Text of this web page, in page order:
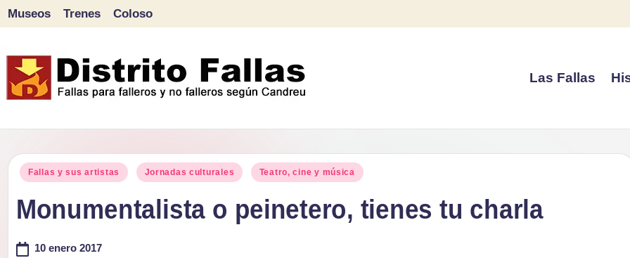
contenido
Museos Trenes Coloso
Las Fallas
Publicado
Fallas y sus artistas Jornadas culturales Teatro, cine y música
Monumentalista o peinetero, tienes tu charla
10 enero 2017